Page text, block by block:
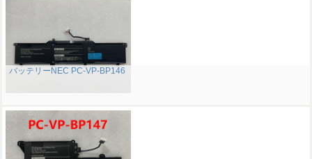
バッテリーNEC PC-VP-BP146